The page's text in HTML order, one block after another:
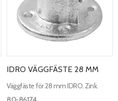
IDRO VÄGGFÄSTE 28 MM
Väggfäste för 28 mm IDRO. Zink.